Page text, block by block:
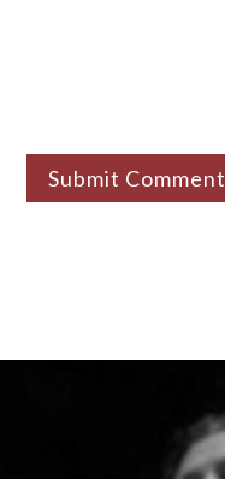
Submit Comment